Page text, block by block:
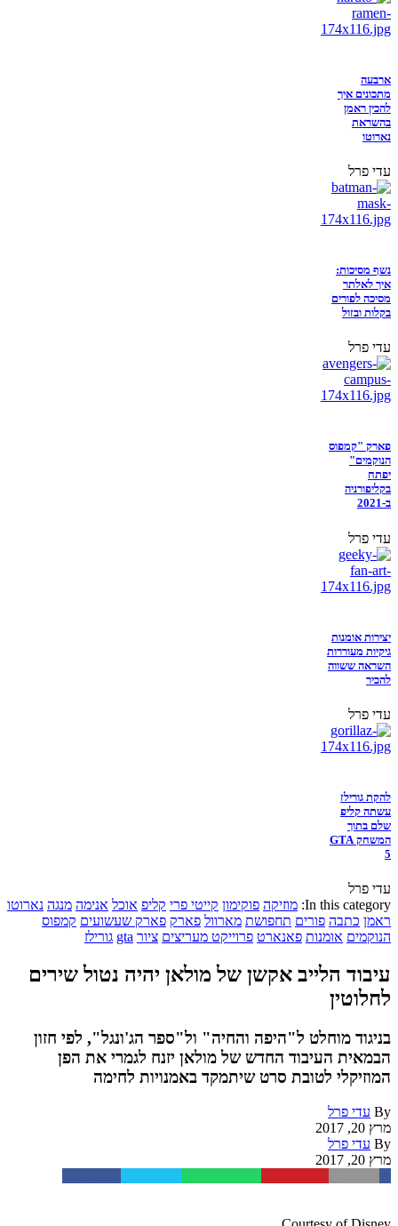
ארבעה
מתכונים איך
להכין ראמן
בהשראת
נארוטו
עדי פרל
נשף מסיכות:
איך לאלתר
מסיכה לפורים
בקלות ובזול
עדי פרל
פארק "קמפוס
הנוקמים"
יפתח
בקליפורניה
ב-2021
עדי פרל
יצירות אומנות
גיקיות מעוררות
השראה ששווה
להכיר
עדי פרל
להקת גורילז
עשתה קליפ
שלם בתוך
המשחק GTA
5
עדי פרל
In this category: מוזיקה פוקימון קייטי פרי קליפ אוכל אנימה מנגה נארוטו
ראמן כתבה פורים תחפושת מארוול פארק פארק שעשועים קמפוס
הנוקמים אומנות פאנארט פרוייקט מעריצים ציור gta גורילז
עיבוד הלייב אקשן של מולאן יהיה נטול שירים
לחלוטין
בניגוד מוחלט ל"היפה והחיה" ול"ספר הג'ונגל", לפי חזון
הבמאית העיבוד החדש של מולאן יזנח לגמרי את הפן
המוזיקלי לטובת סרט שיתמקד באמנויות לחימה
By עדי פרל
מרץ 20, 2017
By עדי פרל
מרץ 20, 2017